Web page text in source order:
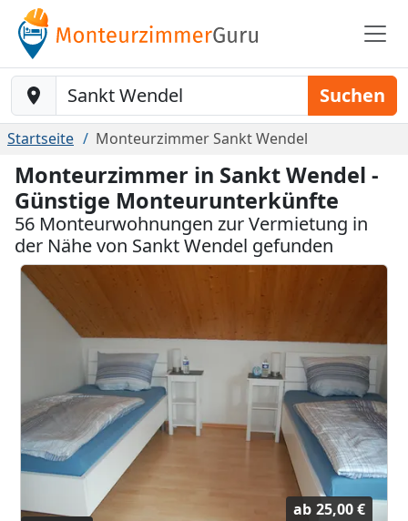
Baustelle-Location Suchen
Startseite Monteurzimmer Sankt Wendel
Monteurzimmer in Sankt Wendel -
Günstige Monteurunterkünfte
56 Monteurwohnungen zur Vermietung in
der Nähe von Sankt Wendel gefunden
ab 25,00 €